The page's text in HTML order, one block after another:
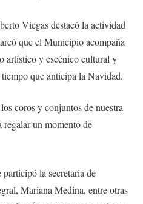
Viegas destacó la actividad
que el Municipio acompaña
artístico y escénico cultural y
que anticipa la Navidad.
coros y conjuntos de nuestra
regalar un momento de
la secretaria de
Mariana Medina, entre otras